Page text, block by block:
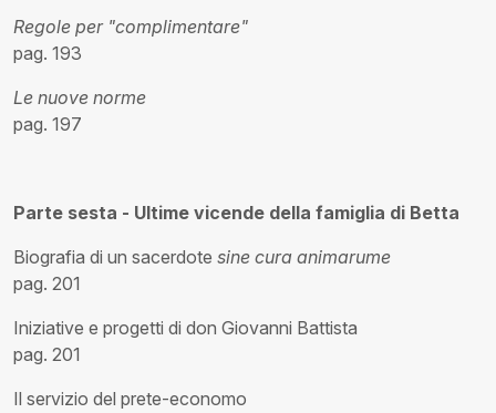
Regole per "complimentare"
pag. 193
Le nuove norme
pag. 197
Parte sesta - Ultime vicende della famiglia di Betta
Biografia di un sacerdote sine cura animarume
pag. 201
Iniziative e progetti di don Giovanni Battista
pag. 201
Il servizio del prete-economo